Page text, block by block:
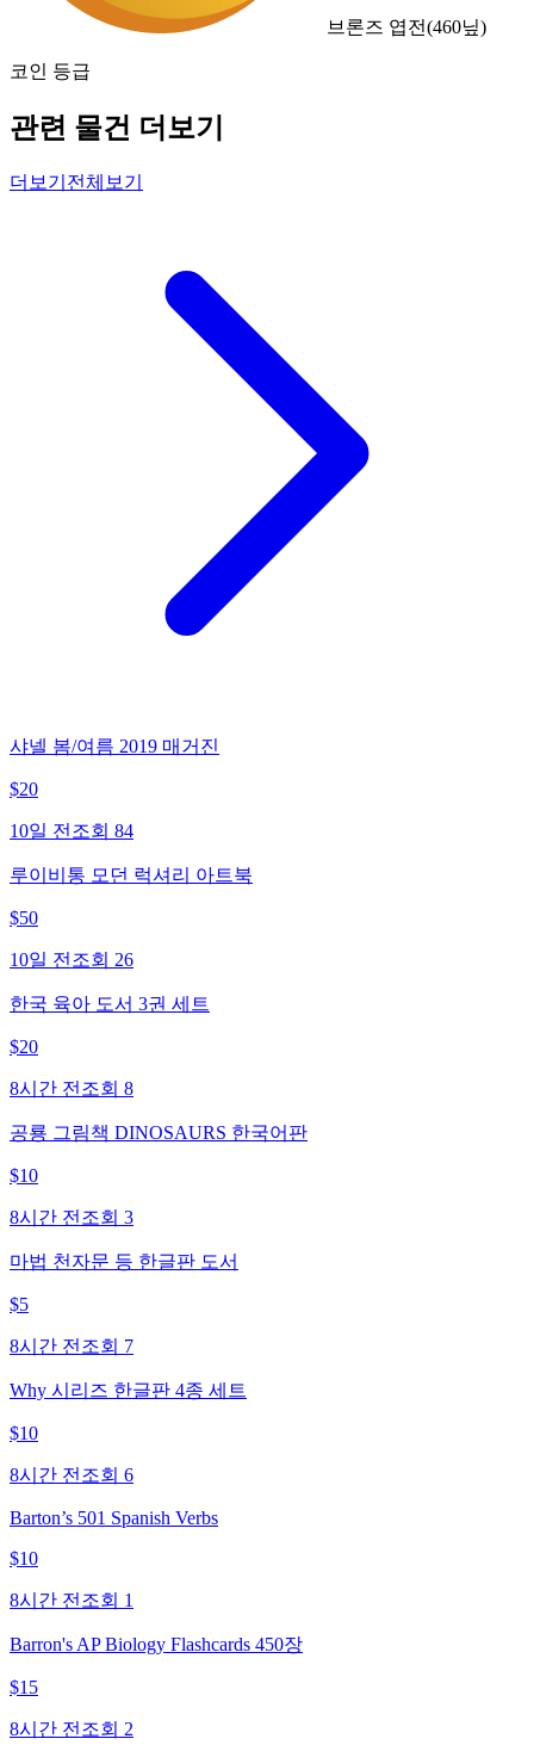
브론즈 엽전(460닢)
코인 등급
관련 물건 더보기
더보기 전체보기
샤넬 봄/여름 2019 매거진
$20
10일 전 조회 84
루이비통 모던 럭셔리 아트북
$50
10일 전 조회 26
한국 육아 도서 3권 세트
$20
8시간 전 조회 8
공룡 그림책 DINOSAURS 한국어판
$10
8시간 전 조회 3
마법 천자문 등 한글판 도서
$5
8시간 전 조회 7
Why 시리즈 한글판 4종 세트
$10
8시간 전 조회 6
Barton’s 501 Spanish Verbs
$10
8시간 전 조회 1
Barron's AP Biology Flashcards 450장
$15
8시간 전 조회 2